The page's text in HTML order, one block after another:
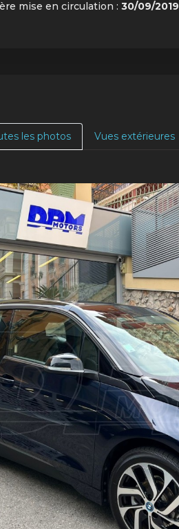
mise en circulation : 30/09/2019
les photos Vues extérieures